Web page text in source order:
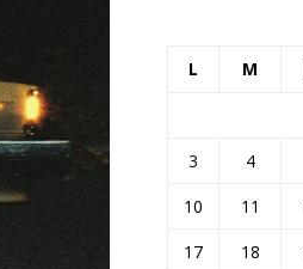
L M
3
4
10
11
17
18